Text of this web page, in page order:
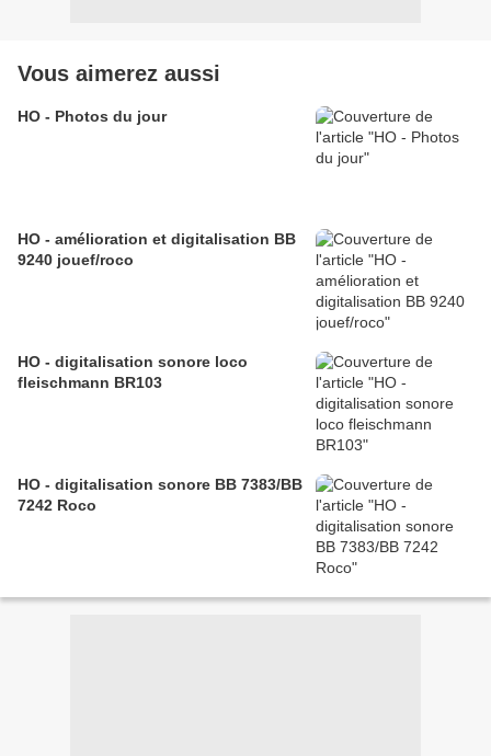
Vous aimerez aussi
HO - Photos du jour
HO - amélioration et digitalisation BB
9240 jouef/roco
HO - digitalisation sonore loco
fleischmann BR103
HO - digitalisation sonore BB 7383/BB
7242 Roco